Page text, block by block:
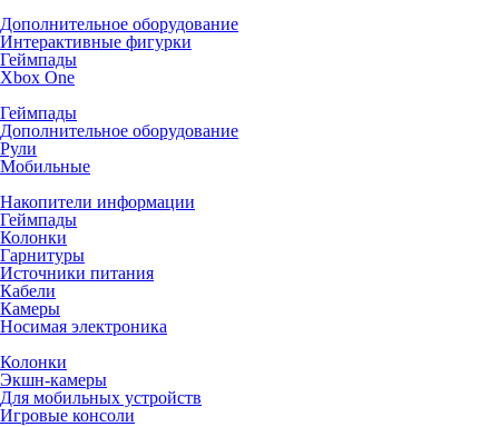
Дополнительное оборудование
Интерактивные фигурки
Геймпады
Xbox One
Геймпады
Дополнительное оборудование
Рули
Мобильные
Накопители информации
Геймпады
Колонки
Гарнитуры
Источники питания
Кабели
Камеры
Носимая электроника
Колонки
Экшн-камеры
Для мобильных устройств
Игровые консоли